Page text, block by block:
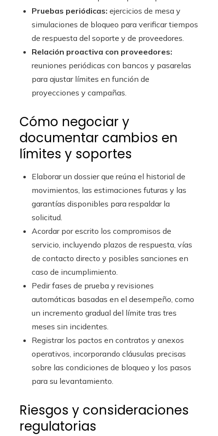
Pruebas periódicas: ejercicios de mesa y
simulaciones de bloqueo para verificar tiempos
de respuesta del soporte y de proveedores.
Relación proactiva con proveedores:
reuniones periódicas con bancos y pasarelas
para ajustar límites en función de
proyecciones y campañas.
Cómo negociar y
documentar cambios en
límites y soportes
Elaborar un dossier que reúna el historial de
movimientos, las estimaciones futuras y las
garantías disponibles para respaldar la
solicitud.
Acordar por escrito los compromisos de
servicio, incluyendo plazos de respuesta, vías
de contacto directo y posibles sanciones en
caso de incumplimiento.
Pedir fases de prueba y revisiones
automáticas basadas en el desempeño, como
un incremento gradual del límite tras tres
meses sin incidentes.
Registrar los pactos en contratos y anexos
operativos, incorporando cláusulas precisas
sobre las condiciones de bloqueo y los pasos
para su levantamiento.
Riesgos y consideraciones
regulatorias